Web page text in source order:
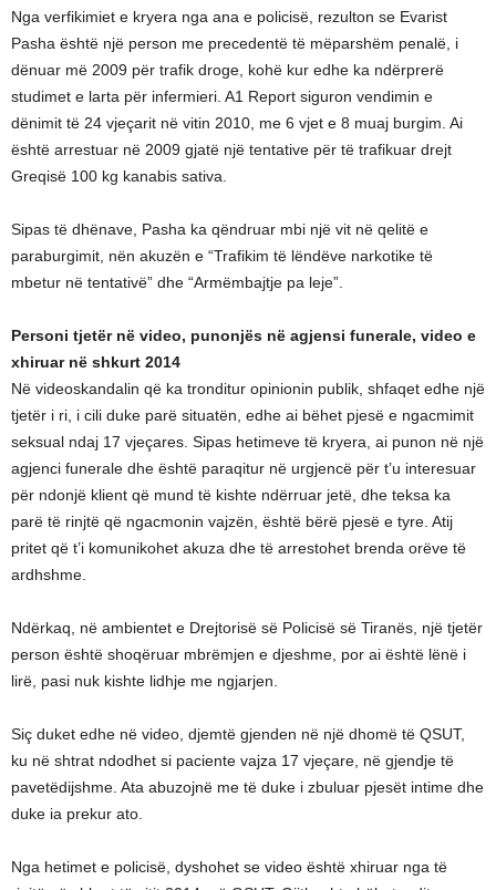
Nga verfikimiet e kryera nga ana e policisë, rezulton se Evarist
Pasha është një person me precedentë të mëparshëm penalë, i
dënuar më 2009 për trafik droge, kohë kur edhe ka ndërprerë
studimet e larta për infermieri. A1 Report siguron vendimin e
dënimit të 24 vjeçarit në vitin 2010, me 6 vjet e 8 muaj burgim. Ai
është arrestuar në 2009 gjatë një tentative për të trafikuar drejt
Greqisë 100 kg kanabis sativa.
Sipas të dhënave, Pasha ka qëndruar mbi një vit në qelitë e
paraburgimit, nën akuzën e “Trafikim të lëndëve narkotike të
mbetur në tentativë” dhe “Armëmbajtje pa leje”.
Personi tjetër në video, punonjës në agjensi funerale, video e
xhiruar në shkurt 2014
Në videoskandalin që ka tronditur opinionin publik, shfaqet edhe një
tjetër i ri, i cili duke parë situatën, edhe ai bëhet pjesë e ngacmimit
seksual ndaj 17 vjeçares. Sipas hetimeve të kryera, ai punon në një
agjenci funerale dhe është paraqitur në urgjencë për t’u interesuar
për ndonjë klient që mund të kishte ndërruar jetë, dhe teksa ka
parë të rinjtë që ngacmonin vajzën, është bërë pjesë e tyre. Atij
pritet që t’i komunikohet akuza dhe të arrestohet brenda orëve të
ardhshme.
Ndërkaq, në ambientet e Drejtorisë së Policisë së Tiranës, një tjetër
person është shoqëruar mbrëmjen e djeshme, por ai është lënë i
lirë, pasi nuk kishte lidhje me ngjarjen.
Siç duket edhe në video, djemtë gjenden në një dhomë të QSUT,
ku në shtrat ndodhet si paciente vajza 17 vjeçare, në gjendje të
pavetëdijshme. Ata abuzojnë me të duke i zbuluar pjesët intime dhe
duke ia prekur ato.
Nga hetimet e policisë, dyshohet se video është xhiruar nga të